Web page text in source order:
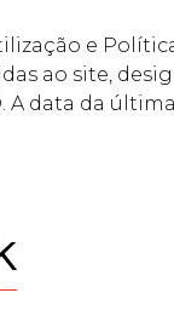
e
ao site,
A data da